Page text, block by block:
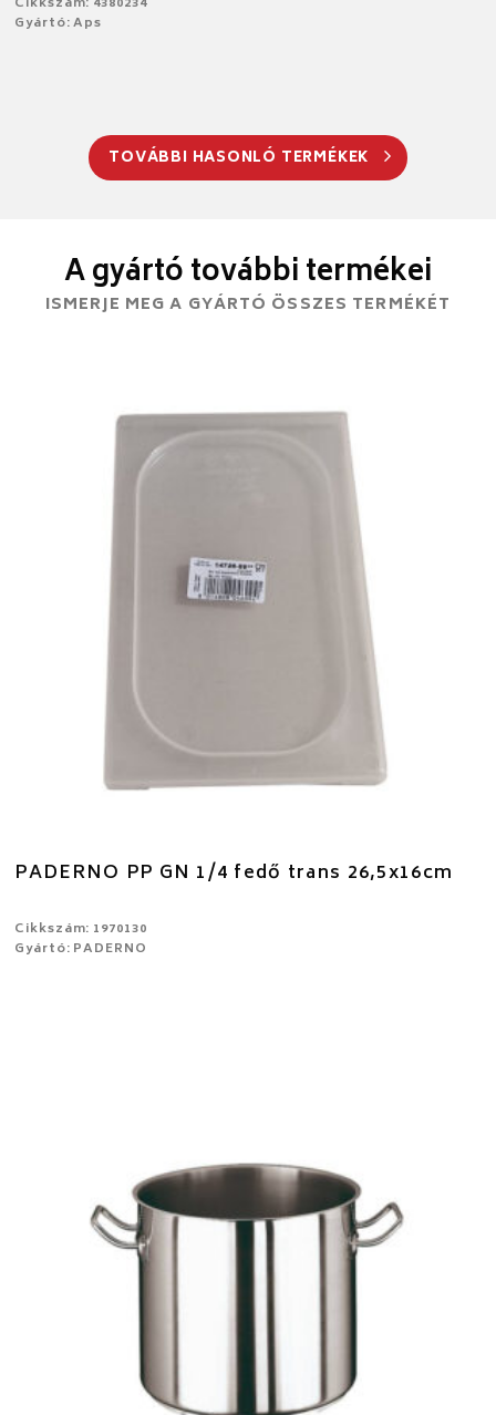
Gyártó: Aps
TOVÁBBI HASONLÓ TERMÉKEK
A gyártó további termékei
ISMERJE MEG A GYÁRTÓ ÖSSZES TERMÉKÉT
PADERNO PP GN 1/4 fedő trans 26,5x16cm
Cikkszám: 1970130
Gyártó: PADERNO